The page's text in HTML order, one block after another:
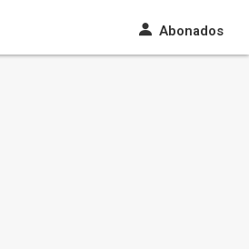
Abonados